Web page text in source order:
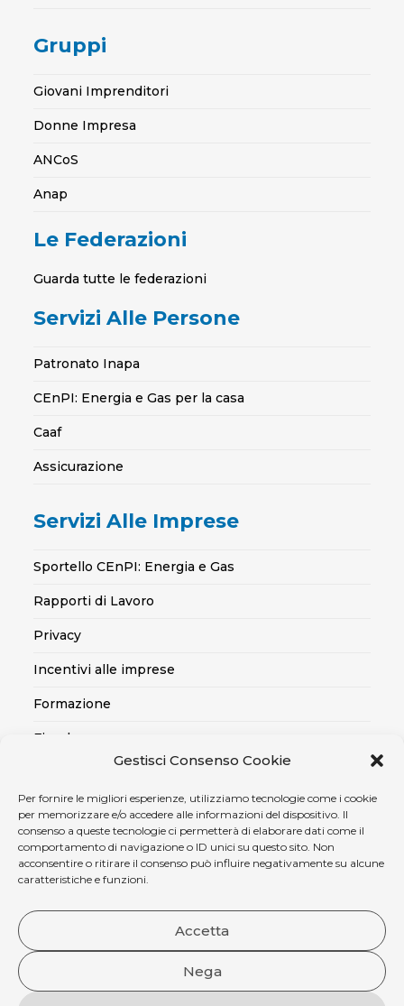
Gestisci Consenso Cookie
Per fornire le migliori esperienze, utilizziamo tecnologie come i cookie
per memorizzare e/o accedere alle informazioni del dispositivo. Il
consenso a queste tecnologie ci permetterà di elaborare dati come il
comportamento di navigazione o ID unici su questo sito. Non
acconsentire o ritirare il consenso può influire negativamente su alcune
caratteristiche e funzioni.
Accetta
Nega
Gruppi
Giovani Imprenditori
Donne Impresa
ANCoS
Anap
Le Federazioni
Guarda tutte le federazioni
Servizi Alle Persone
Patronato Inapa
CEnPI: Energia e Gas per la casa
Caaf
Assicurazione
Servizi Alle Imprese
Sportello CEnPI: Energia e Gas
Rapporti di Lavoro
Privacy
Incentivi alle imprese
Formazione
Fiscale
Credito alle imprese
Certificazioni SOA, Qualità..
Assicurativo
Ambiente, sicurezza e medicina del lavoro